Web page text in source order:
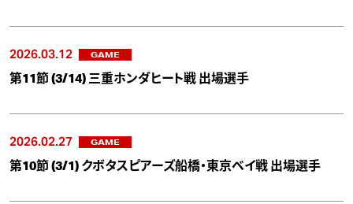
2026.03.12 GAME
第11節 (3/14) 三重ホンダヒート戦 出場選手
2026.02.27 GAME
第10節 (3/1) クボタスピアーズ船橋・東京ベイ戦 出場選手